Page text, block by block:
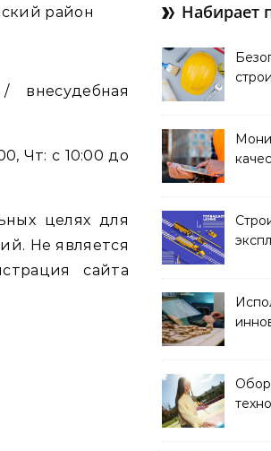
район
внесудебная
Чт: с 10:00 до
целях для
Не является
сайта
Набирает